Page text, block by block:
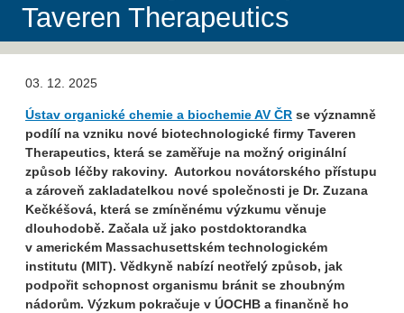
Taveren Therapeutics
03. 12. 2025
Ústav organické chemie a biochemie AV ČR se významně
podílí na vzniku nové biotechnologické firmy Taveren
Therapeutics, která se zaměřuje na možný originální
způsob léčby rakoviny. Autorkou novátorského přístupu
a zároveň zakladatelkou nové společnosti je Dr. Zuzana
Kečkéšová, která se zmíněnému výzkumu věnuje
dlouhodobě. Začala už jako postdoktorandka
v americkém Massachusettském technologickém
institutu (MIT). Vědkyně nabízí neotřelý způsob, jak
podpořit schopnost organismu bránit se zhoubným
nádorům. Výzkum pokračuje v ÚOCHB a finančně ho